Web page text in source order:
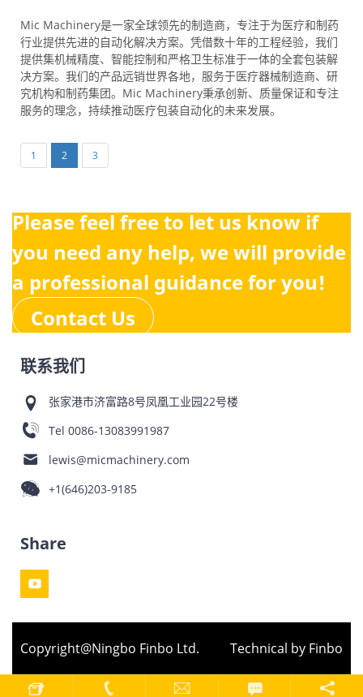
Mic Machinery是一家全球领先的制造商，专注于为医疗和制药
行业提供先进的自动化解决方案。凭借数十年的工程经验，我们
提供集机械精度、智能控制和严格卫生标准于一体的全套包装解
决方案。我们的产品远销世界各地，服务于医疗器械制造商、研
究机构和制药集团。Mic Machinery秉承创新、质量保证和专注
服务的理念，持续推动医疗包装自动化的未来发展。
1 2 3
Please feel free to let us know if
you need any help, we will provide
a professional guidance for you!
Contact Us
联系我们
张家港市济富路8号凤凰工业园22号楼
Tel 0086-13083991987
lewis@micmachinery.com
+1(646)203-9185
Share
Copyright@Ningbo Finbo Ltd. Technical by Finbo